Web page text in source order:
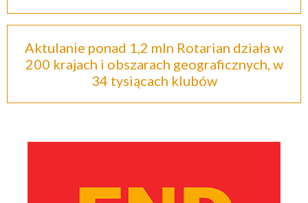
Aktulanie ponad 1,2 mln Rotarian działa w
200 krajach i obszarach geograficznych, w
34 tysiącach klubów